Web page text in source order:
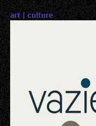
art culture